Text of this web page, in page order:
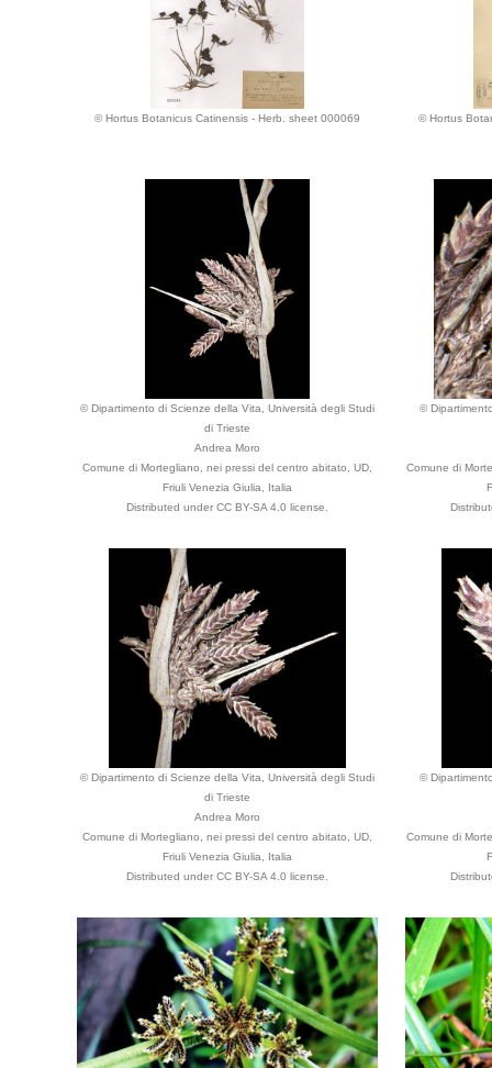
© Hortus Botanicus Catinensis - Herb. sheet 000069 © Hortus
© Dipartimento di Scienze della Vita, Università degli Studi
di Trieste
Andrea Moro
Comune di Mortegliano, nei pressi del centro abitato, UD,
Friuli Venezia Giulia, Italia
Distributed under CC BY-SA 4.0 license.
©
Comune di
© Dipartimento di Scienze della Vita, Università degli Studi
di Trieste
Andrea Moro
Comune di Mortegliano, nei pressi del centro abitato, UD,
Friuli Venezia Giulia, Italia
Distributed under CC BY-SA 4.0 license.
©
Comune di